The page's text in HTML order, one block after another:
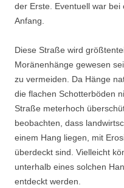
der Erste. Eventuell war bei
Anfang.
Diese Straße wird
Moränenhänge gewe­sen
zu vermeiden. Da Hänge
die flachen Schotterböden
Straße meterhoch
beobachten, dass
einem Hang liegen, mit
überdeckt sind. Vielleicht
unterhalb eines solchen
entdeckt werden.